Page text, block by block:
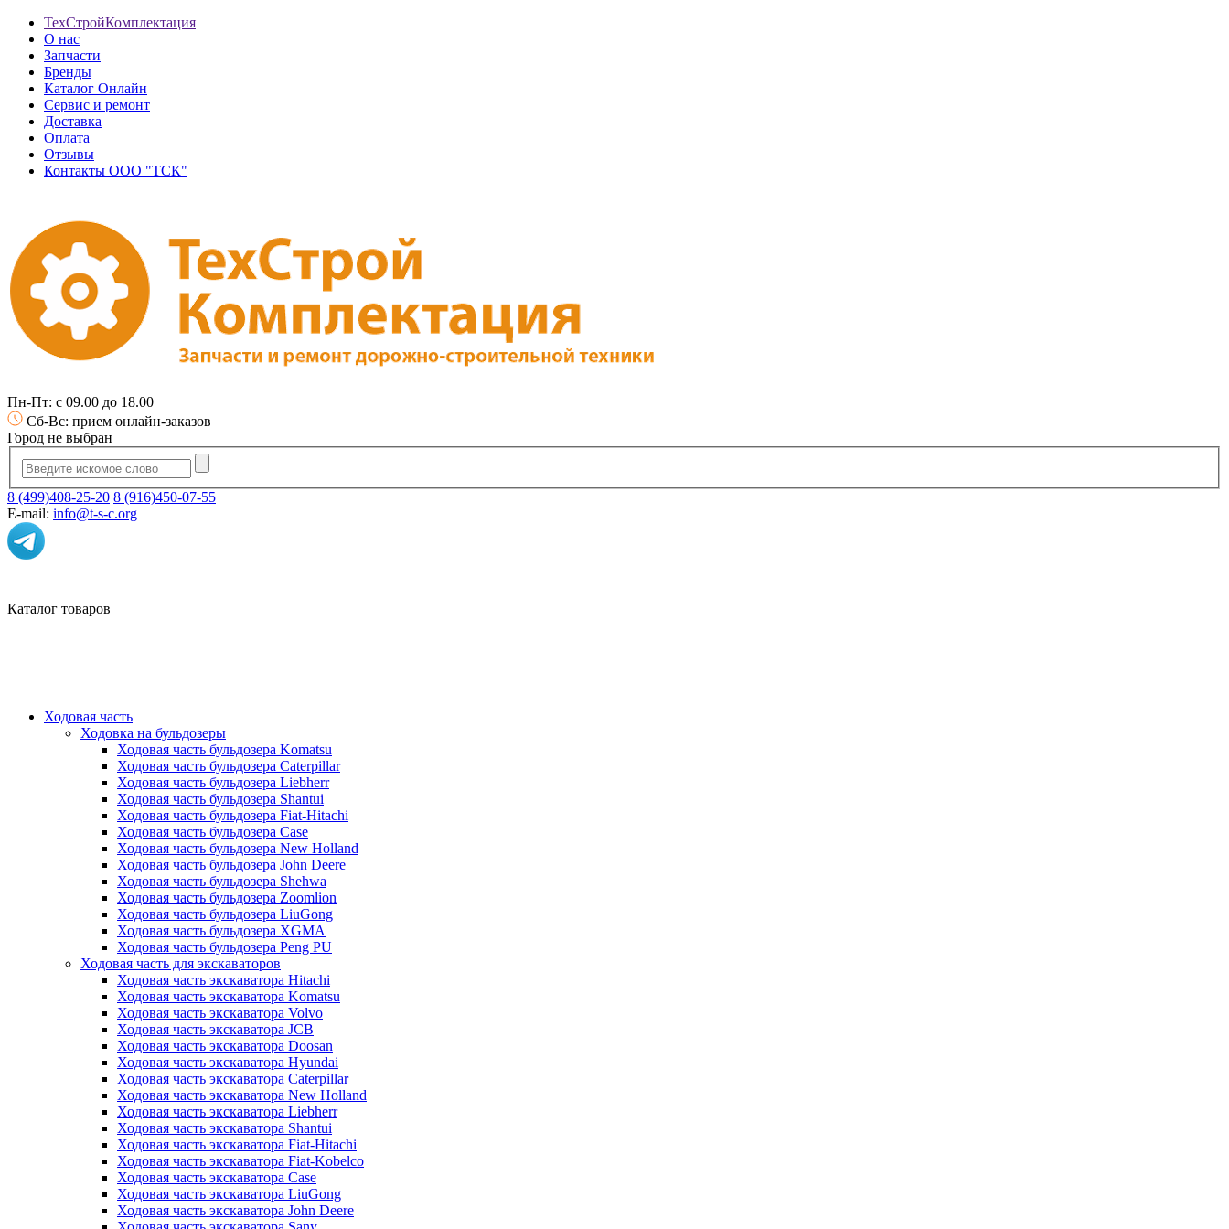
ТехСтройКомплектация
О нас
Запчасти
Бренды
Каталог Онлайн
Сервис и ремонт
Доставка
Оплата
Отзывы
Контакты ООО "ТСК"
Пн-Пт: с 09.00 до 18.00
Сб-Вс: прием онлайн-заказов
Город не выбран
8 (499)408-25-20 8 (916)450-07-55
E-mail: info@t-s-c.org
Каталог товаров
Ходовая часть
Ходовка на бульдозеры
Ходовая часть бульдозера Komatsu
Ходовая часть бульдозера Caterpillar
Ходовая часть бульдозера Liebherr
Ходовая часть бульдозера Shantui
Ходовая часть бульдозера Fiat-Hitachi
Ходовая часть бульдозера Case
Ходовая часть бульдозера New Holland
Ходовая часть бульдозера John Deere
Ходовая часть бульдозера Shehwa
Ходовая часть бульдозера Zoomlion
Ходовая часть бульдозера LiuGong
Ходовая часть бульдозера XGMA
Ходовая часть бульдозера Peng PU
Ходовая часть для экскаваторов
Ходовая часть экскаватора Hitachi
Ходовая часть экскаватора Komatsu
Ходовая часть экскаватора Volvo
Ходовая часть экскаватора JCB
Ходовая часть экскаватора Doosan
Ходовая часть экскаватора Hyundai
Ходовая часть экскаватора Caterpillar
Ходовая часть экскаватора New Holland
Ходовая часть экскаватора Liebherr
Ходовая часть экскаватора Shantui
Ходовая часть экскаватора Fiat-Hitachi
Ходовая часть экскаватора Fiat-Kobelco
Ходовая часть экскаватора Case
Ходовая часть экскаватора LiuGong
Ходовая часть экскаватора John Deere